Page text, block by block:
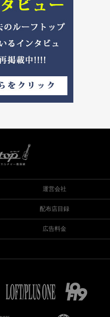
運営会社
配布店目録
広告料金